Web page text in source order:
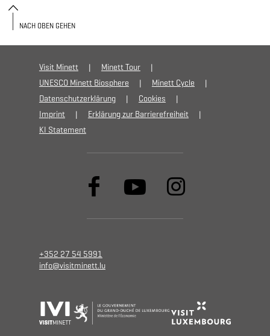
Visit Minett
Minett Tour
UNESCO Minett Biosphere
Minett Cycle
Datenschutzerklärung
Cookies
Imprint
Erklärung zur Barrierefreiheit
KI Statement
+352 27 54 5991
info@visitminett.lu
NACH OBEN GEHEN